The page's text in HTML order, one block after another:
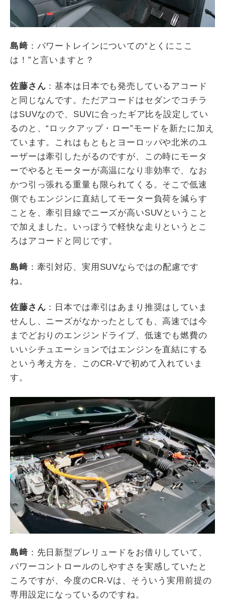
島﨑 ：パワートレインについての“とくにここ
は！”と言いますと？
佐藤さん ：基本は日本でも発売しているアコード
と同じなんです。ただアコードはセダンでコチラ
はSUVなので、 SUVに合ったギア比を設定してい
るのと、“ ロックアップ・ロー”モードを新たに加え
ています。これはもともとヨーロッパや北米のユ
ーザーは牽引したがるのですが、この時にモータ
ーでやるとモーターが高温になり非効率で、なお
かつ引っ張れる重量も限られてくる。そこで低速
側でもエンジンに直結してモーター負荷を減らす
ことを、牽引目線でニーズが高いSUV ということ
で加えました。いっぽうで軽快な走りというとこ
ろはアコードと同じです。
島﨑 ：牽引対応、実用 SUVならではの配慮です
ね。
佐藤さん ：日本では牽引はあまり推奨はしていま
せんし、ニーズがなかったとしても、高速では今
までどおりのエンジンドライブ、低速でも燃費の
いいシチュエーションではエンジンを直結にする
という考え方を、このCR-Vで初めて入れていま
す。
島﨑 ：先日新型プレリュードをお借りしていて、
パワーコントロールのしやすさを実感していたと
ころですが、今度のCR-Vは、そういう実用前提の
専用設定になっているのですね。